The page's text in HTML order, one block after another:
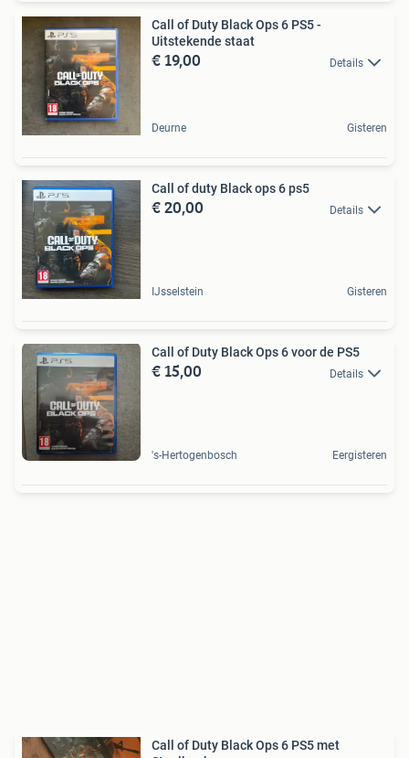
Call of Duty Black Ops 6 PS5 -
Uitstekende staat
€ 19,00 Details
Deurne Gisteren
Call of duty Black ops 6 ps5
€ 20,00 Details
IJsselstein Gisteren
Call of Duty Black Ops 6 voor de PS5
€ 15,00 Details
's-Hertogenbosch Eergisteren
Call of Duty Black Ops 6 PS5 met